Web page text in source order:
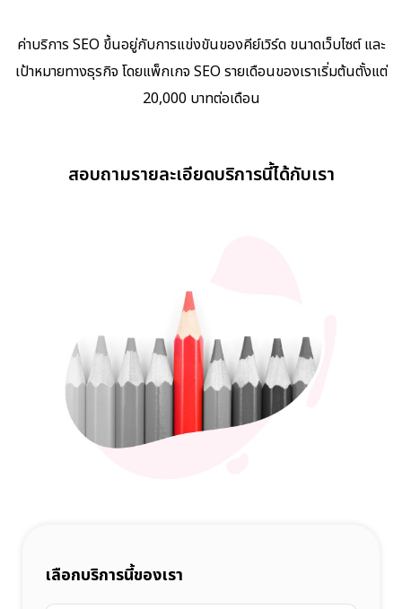
ค่าบริการ SEO ขึ้นอยู่กับการแข่งขันของคีย์เวิร์ด ขนาดเว็บไซต์ และ
เป้าหมายทางธุรกิจ โดยแพ็กเกจ SEO รายเดือนของเราเริ่มต้นตั้งแต่
20,000 บาทต่อเดือน
สอบถามรายละเอียดบริการนี้ได้กับเรา
เลือกบริการนี้ของเรา